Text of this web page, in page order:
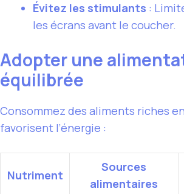
Évitez les stimulants :
les écrans avant le coucher.
Adopter une
équilibrée
Consommez des aliments riches
favorisent l’énergie :
Nutriment
Sources
alimentaires